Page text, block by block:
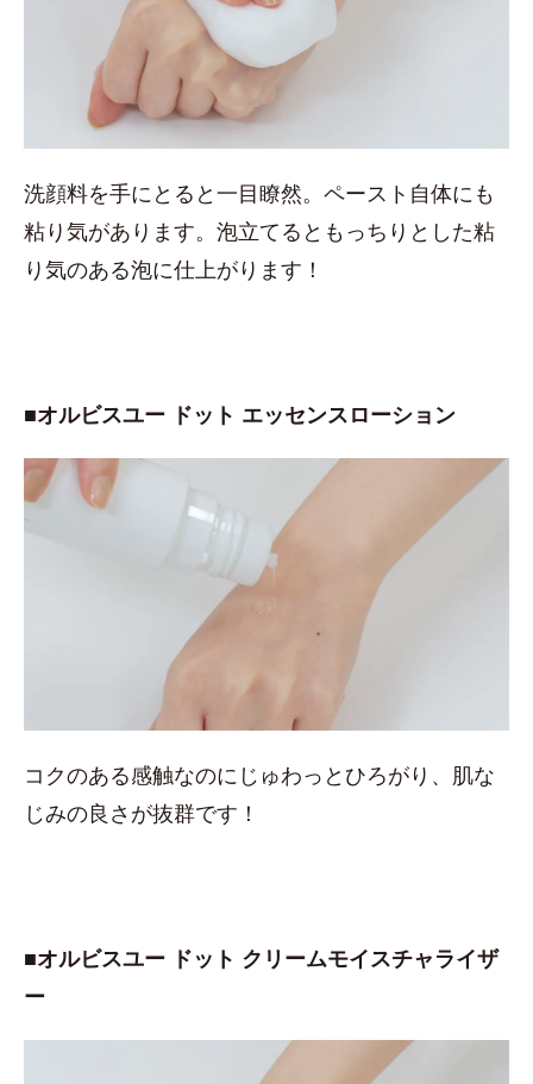
洗顔料を手にとると一目瞭然。ペースト自体にも
粘り気があります。泡立てるともっちりとした粘
り気のある泡に仕上がります！
■オルビスユー ドット エッセンスローション
コクのある感触なのにじゅわっとひろがり、肌な
じみの良さが抜群です！
■オルビスユー ドット クリームモイスチャライザ
ー